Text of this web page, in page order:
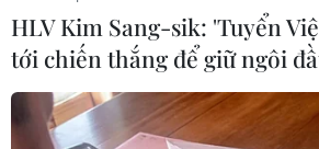
HLV Kim Sang-sik: 'Tuyển
tới chiến thắng để giữ ngôi